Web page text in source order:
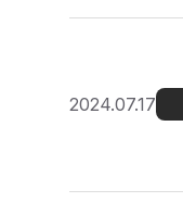
2024.07.17